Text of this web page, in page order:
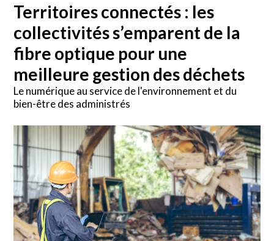
Territoires connectés : les
collectivités s’emparent de la
fibre optique pour une
meilleure gestion des déchets
Le numérique au service de l'environnement et du
bien-être des administrés